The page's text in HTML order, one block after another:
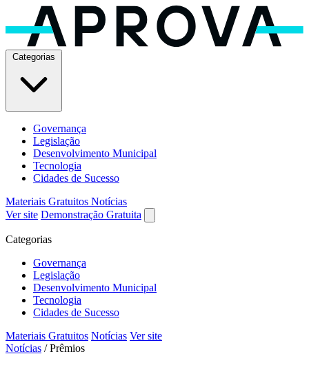
Governança
Legislação
Desenvolvimento Municipal
Tecnologia
Cidades de Sucesso
Materiais Gratuitos Notícias
Ver site Demonstração Gratuita
Categorias
Governança
Legislação
Desenvolvimento Municipal
Tecnologia
Cidades de Sucesso
Materiais Gratuitos Notícias Ver site
Notícias / Prêmios